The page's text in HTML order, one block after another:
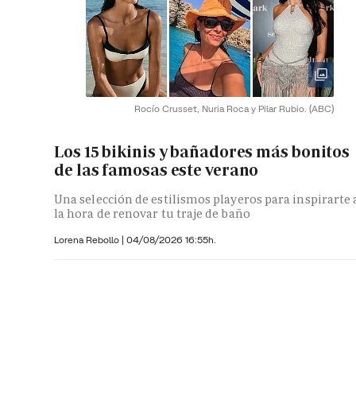
Rocío Crusset, Nuria Roca y Pilar Rubio. (ABC)
Los 15 bikinis y bañadores más bonitos
de las famosas este verano
Una selección de estilismos playeros para inspirarte
la hora de renovar tu traje de baño
Lorena Rebollo | 04/08/2026 16:55h.